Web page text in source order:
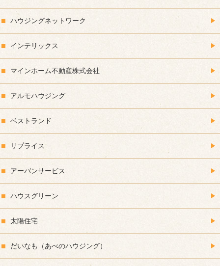
ハウジングネットワーク
インテリックス
マインホーム不動産株式会社
アルモハウジング
ベストランド
リプライス
アーバンサービス
ハウスグリーン
太陽住宅
だいなも（あべのハウジング）